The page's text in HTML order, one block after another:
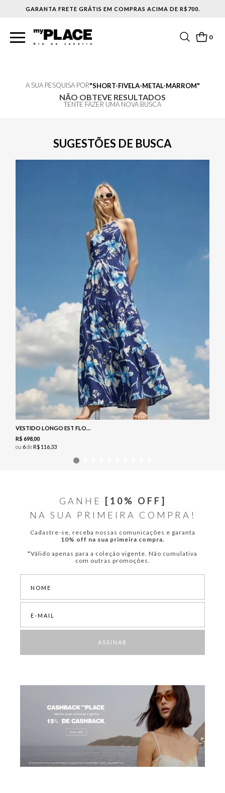
GARANTA FRETE GRÁTIS EM COMPRAS ACIMA DE R$700.
0
A SUA PESQUISA POR SHORT-FIVELA-METAL-MARROM
NÃO OBTEVE RESULTADOS
TENTE FAZER UMA NOVA BUSCA
SUGESTÕES DE BUSCA
VESTIDO LONGO EST FLORAL NAVY
R$ 69800
ou 6deR$ 11633
GANHE
[10% OFF]
NA SUA PRIMEIRA COMPRA!
Cadastre-se, receba nossas comunicações e garanta
10% off na sua primeira compra.
*Válido apenas para a coleção vigente. Não cumulativa
com outras promoções.
ASSINAR